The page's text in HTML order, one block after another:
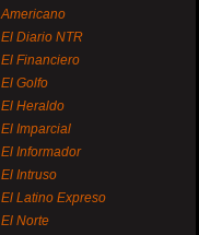
Americano
El Diario NTR
El Financiero
El Golfo
El Heraldo
El Imparcial
El Informador
El Intruso
El Latino Expreso
El Norte